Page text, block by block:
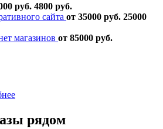
руб. 4800 руб.
сайта от 35000 руб. 25000
магазинов от 85000 руб.
рядом